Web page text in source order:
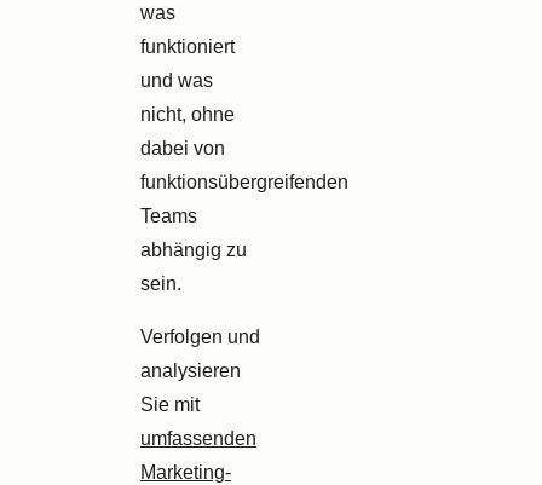
was
funktioniert
und was
nicht, ohne
dabei von
funktionsübergreifenden
Teams
abhängig zu
sein.
Verfolgen und
analysieren
Sie mit
umfassenden
Marketing-